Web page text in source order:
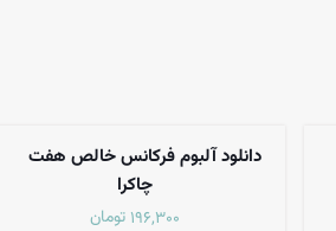
دانلود آلبوم فرکانس خالص هفت
چاکرا
196,300 تومان